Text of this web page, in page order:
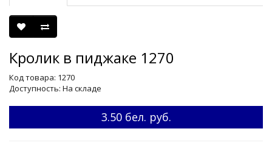
Кролик в пиджаке 1270
Код товара: 1270
Доступность: На складе
3.50 бел. руб.